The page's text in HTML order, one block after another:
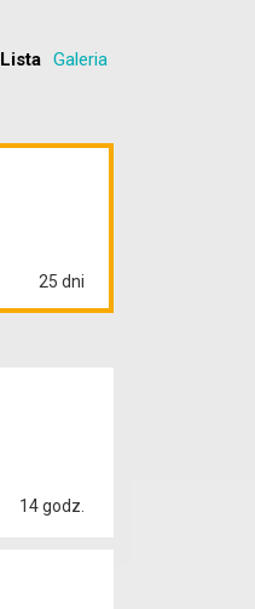
Lista Galeria
25 dni
14 godz.